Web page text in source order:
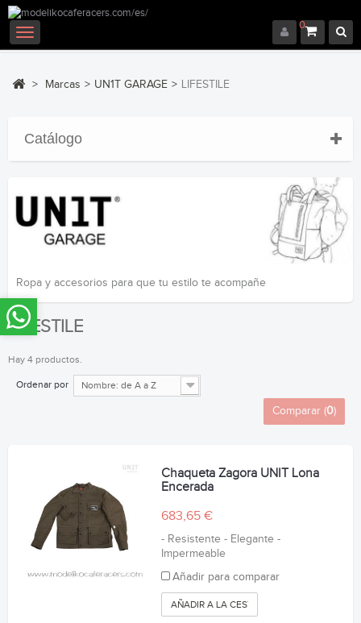
0
Navegación
Toggle
> Marcas > UN1T GARAGE > LIFESTILE
Catálogo
Ropa y accesorios para que tu estilo te acompañe
LIFESTILE
Hay 4 productos.
Ordenar por Nombre: de A a Z
Comparar (0)
Chaqueta Zagora UNIT Lona
Encerada
683,65 €
- Resistente - Elegante -
Impermeable
Añadir para comparar
AÑADIR A LA CESTA